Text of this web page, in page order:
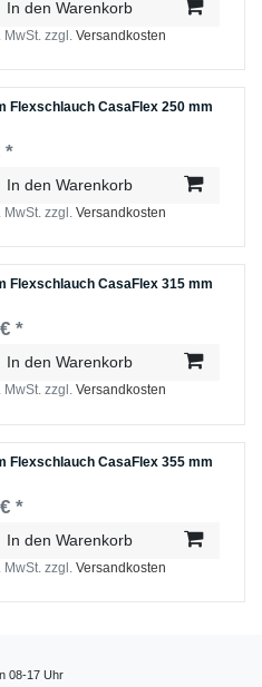
In den Warenkorb
zzgl.Versandkosten
Flexschlauch CasaFlex 250 mm
*
In den Warenkorb
MwSt. zzgl.Versandkosten
Flexschlauch CasaFlex 315 mm
*
In den Warenkorb
MwSt. zzgl.Versandkosten
Flexschlauch CasaFlex 355 mm
*
In den Warenkorb
zzgl.Versandkosten
08-17 Uhr